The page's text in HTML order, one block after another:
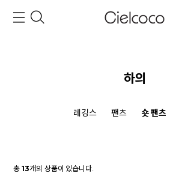
하의
레깅스 팬츠 숏 팬츠
총13개의 상품이 있습니다.